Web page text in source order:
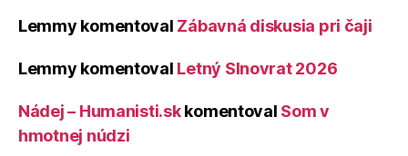
Lemmy komentoval Zábavná diskusia pri čaji
Lemmy komentoval Letný Slnovrat 2026
Nádej – Humanisti.skkomentoval Som v
hmotnej núdzi